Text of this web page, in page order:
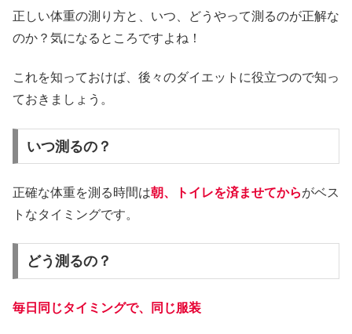
正しい体重の測り方と、いつ、どうやって測るのが正解な
のか？気になるところですよね！
これを知っておけば、後々のダイエットに役立つので知っ
ておきましょう。
いつ測るの？
正確な体重を測る時間は朝、トイレを済ませてからがベス
トなタイミングです。
どう測るの？
毎日同じタイミングで、同じ服装